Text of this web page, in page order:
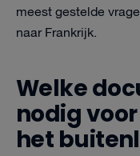
meest gestelde
naar Frankrijk.
Welke
nodig
het